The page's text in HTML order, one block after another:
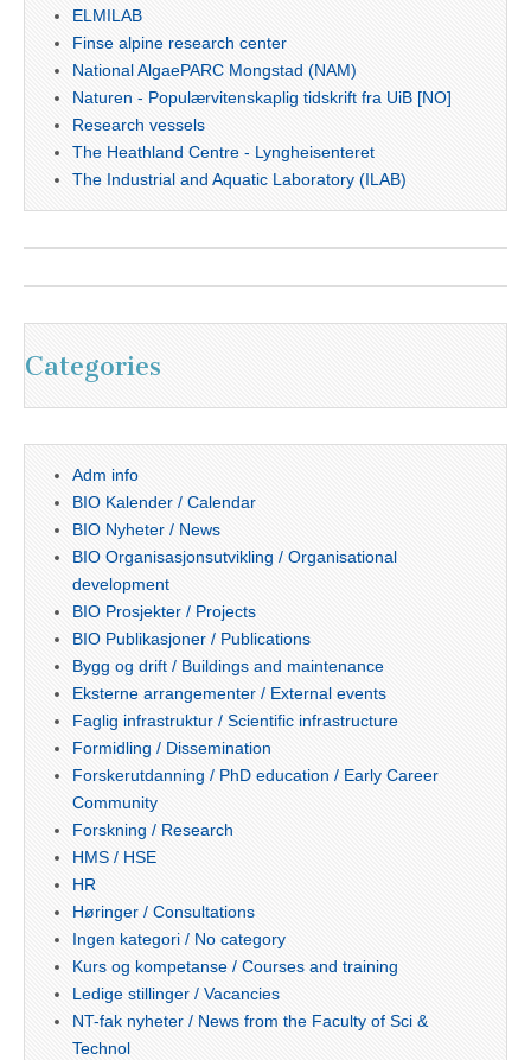
ELMILAB
Finse alpine research center
National AlgaePARC Mongstad (NAM)
Naturen - Populærvitenskaplig tidskrift fra UiB [NO]
Research vessels
The Heathland Centre - Lyngheisenteret
The Industrial and Aquatic Laboratory (ILAB)
Categories
Adm info
BIO Kalender / Calendar
BIO Nyheter / News
BIO Organisasjonsutvikling / Organisational
development
BIO Prosjekter / Projects
BIO Publikasjoner / Publications
Bygg og drift / Buildings and maintenance
Eksterne arrangementer / External events
Faglig infrastruktur / Scientific infrastructure
Formidling / Dissemination
Forskerutdanning / PhD education / Early Career
Community
Forskning / Research
HMS / HSE
HR
Høringer / Consultations
Ingen kategori / No category
Kurs og kompetanse / Courses and training
Ledige stillinger / Vacancies
NT-fak nyheter / News from the Faculty of Sci &
Technol